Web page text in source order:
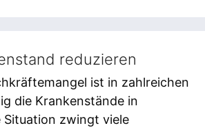
reduzieren
ist in zahlreichen
die Krankenstände in
Situation zwingt viele